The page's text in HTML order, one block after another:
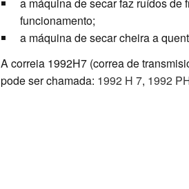
a máquina de secar faz ruídos de
funcionamento;
a máquina de secar cheira a
A correia 1992H7 (correa de
pode ser chamada: 1992 H 7, 1992